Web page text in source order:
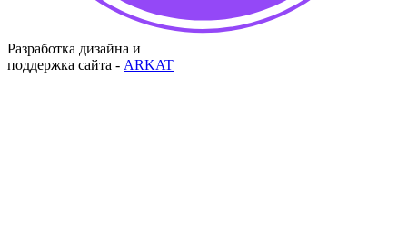
Разработка дизайна и
поддержка сайта - ARKAT